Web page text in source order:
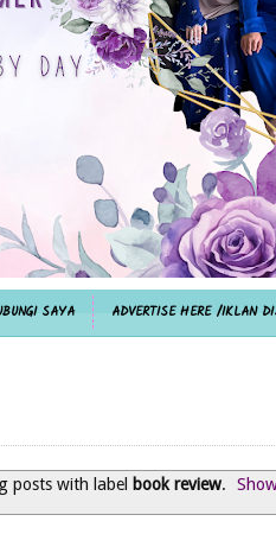
SAYA ADVERTISE HERE /IKLAN
posts with label book review.